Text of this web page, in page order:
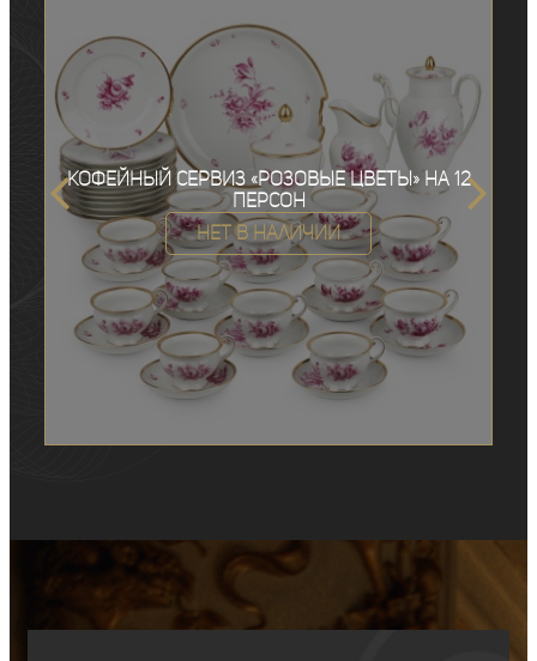
Кофейный сервиз «Розовые цветы» на 12
персон
Нет в наличии